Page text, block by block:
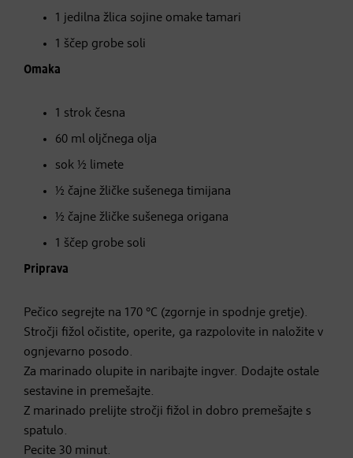
1 jedilna žlica sojine omake tamari
1 ščep grobe soli
Omaka
1 strok česna
60 ml oljčnega olja
sok ½ limete
½ čajne žličke sušenega timijana
½ čajne žličke sušenega origana
1 ščep grobe soli
Priprava
Pečico segrejte na 170 °C (zgornje in spodnje gretje).
Stročji fižol očistite, operite, ga razpolovite in naložite v
ognjevarno posodo.
Za marinado olupite in naribajte ingver. Dodajte ostale
sestavine in premešajte.
Z marinado prelijte stročji fižol in dobro premešajte s
spatulo.
Pecite 30 minut.